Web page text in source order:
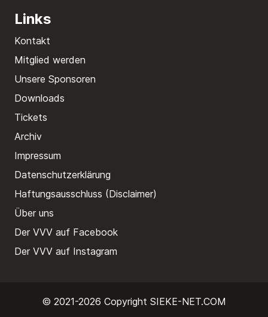
Links
Kontakt
Mitglied werden
Unsere Sponsoren
Downloads
Tickets
Archiv
Impressum
Datenschutzerklärung
Haftungsausschluss (Disclaimer)
Über uns
Der VVV auf Facebook
Der VVV auf Instagram
© 2021-2026 Copyright SIEKE-NET.COM